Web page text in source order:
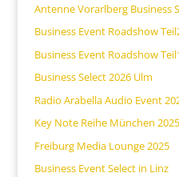
Antenne Vorarlberg Business
Business Event Roadshow
Business Event Roadshow
Business Select 2026 Ulm
Radio Arabella Audio Event
Key Note Reihe München 2025
Freiburg Media Lounge 2025
Business Event Select in Linz